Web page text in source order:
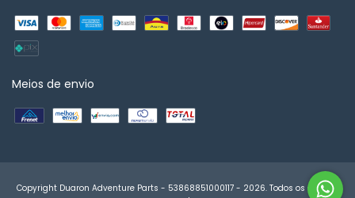
Meios de envio
Copyright Duaron Adventure Parts - 53868851000117 - 2026. Todos os direitos